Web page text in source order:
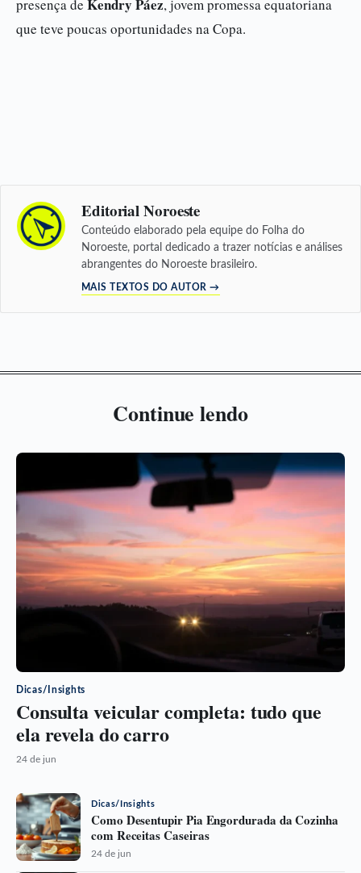
presença de Kendry Páez, jovem promessa equatoriana
que teve poucas oportunidades na Copa.
Editorial Noroeste
Conteúdo elaborado pela equipe do Folha do
Noroeste, portal dedicado a trazer notícias e análises
abrangentes do Noroeste brasileiro.
MAIS TEXTOS DO AUTOR →
Continue lendo
Dicas/Insights
Consulta veicular completa: tudo que
ela revela do carro
24 de jun
Dicas/Insights
Como Desentupir Pia Engordurada da Cozinha
com Receitas Caseiras
24 de jun